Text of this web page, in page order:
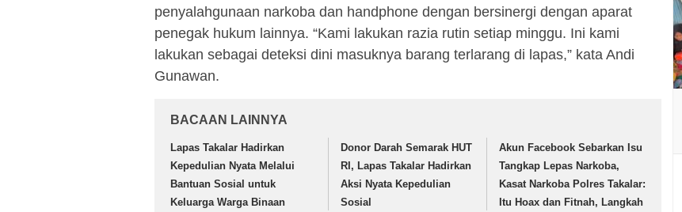
penyalahgunaan narkoba dan handphone dengan bersinergi dengan aparat
penegak hukum lainnya. “Kami lakukan razia rutin setiap minggu. Ini kami
lakukan sebagai deteksi dini masuknya barang terlarang di lapas,” kata Andi
Gunawan.
BACAAN LAINNYA
Lapas Takalar Hadirkan
Kepedulian Nyata Melalui
Bantuan Sosial untuk
Keluarga Warga Binaan
Donor Darah Semarak HUT
RI, Lapas Takalar Hadirkan
Aksi Nyata Kepedulian
Sosial
Akun Facebook Sebarkan Isu
Tangkap Lepas Narkoba,
Kasat Narkoba Polres Takalar:
Itu Hoax dan Fitnah, Langkah